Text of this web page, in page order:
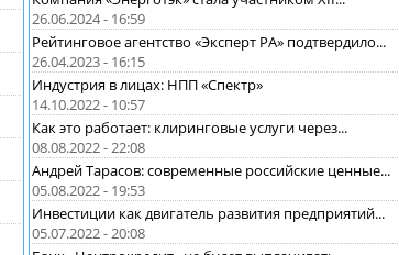
26.06.2024 - 16:59
Рейтинговое агентство «Эксперт РА» подтвердило...
26.04.2023 - 16:15
Индустрия в лицах: НПП «Спектр»
14.10.2022 - 10:57
Как это работает: клиринговые услуги через...
08.08.2022 - 22:08
Андрей Тарасов: современные российские ценные...
05.08.2022 - 19:53
Инвестиции как двигатель развития предприятий...
05.07.2022 - 20:08